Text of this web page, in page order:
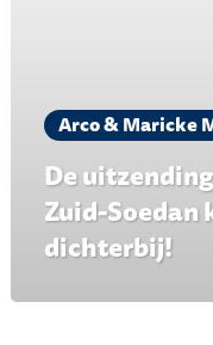
Arco & Maricke
De
Zuid-Soedan
dichterbij!